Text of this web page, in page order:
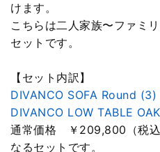
けます。
こちらは二人家族〜ファミ
セットです。
【セット内訳】
DIVANCO SOFA Round
DIVANCO LOW TABLE OAK
通常価格 ￥209,800（税
なるセットです。